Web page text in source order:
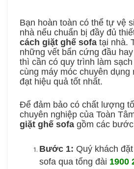
Bạn hoàn toàn có thể tự vệ
nhà nếu chuẩn bị đầy đủ
cách giặt ghế sofa tại nhà.
những vết bẩn cứng đầu
thì cần có quy trình làm
cùng máy móc chuyên dụng
đạt hiệu quả tốt nhất.
Để đảm bảo có chất lượng
chuyên nghiệp của Toàn
giặt ghế sofa gồm các
Bước 1: Quý khách
sofa qua tổng đài 1900